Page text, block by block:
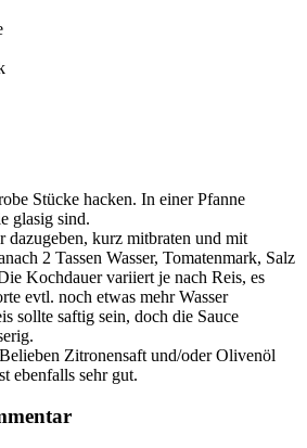
Stücke hacken. In einer Pfanne
glasig sind.
dazugeben, kurz mitbraten und mit
2 Tassen Wasser, Tomatenmark, Salz
Kochdauer variiert je nach Reis, es
evtl. noch etwas mehr Wasser
sollte saftig sein, doch die Sauce
Zitronensaft und/oder Olivenöl
ebenfalls sehr gut.